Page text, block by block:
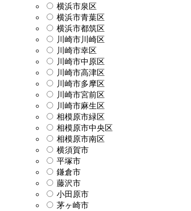
横浜市泉区
横浜市青葉区
横浜市都筑区
川崎市川崎区
川崎市幸区
川崎市中原区
川崎市高津区
川崎市多摩区
川崎市宮前区
川崎市麻生区
相模原市緑区
相模原市中央区
相模原市南区
横須賀市
平塚市
鎌倉市
藤沢市
小田原市
茅ヶ崎市